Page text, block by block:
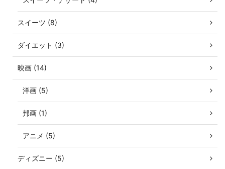
スイーツ (8)
ダイエット (3)
映画 (14)
洋画 (5)
邦画 (1)
アニメ (5)
ディズニー (5)